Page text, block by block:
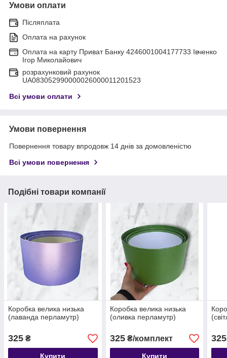
Умови оплати
Післяплата
Оплата на рахунок
Оплата на карту Приват Банку 4246001004177733 Івченко
Ігор Миколайович
розрахунковий рахунок
UA083052990000026000011201523
Всі умови оплати
Умови повернення
Повернення товару впродовж 14 днів за домовленістю
Всі умови повернення
Подібні товари компанії
Коробка велика низька
(лаванда перламутр)
325 ₴
Купити
Коробка велика низька
(оливка перламутр)
325₴/комплект
Купити
325